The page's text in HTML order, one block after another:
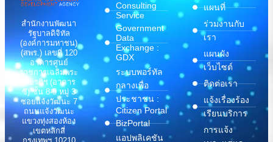
สำนักงานพัฒนา
รัฐบาลดิจิทัล
(องค์การมหาชน)
(สพร.) เลขที่ 120
อาคารศูนย์
ราชการเฉลิมพระ
เกียรติฯ (อาคาร
ซี) ชั้น 8-9 หมู่ 3
ซอยแจ้งวัฒนะ 7
ถนนแจ้งวัฒนะ
แขวงทุ่งสองห้อง
เขตหลักสี่
Consulting
Service
Government
Data
Exchange :
GDX
ระบบพอร์ทัล
กลางเพื่อ
ประชาชน :
Citizen Portal
BizPortal
แอปพลิเคชัน
แผนที่
ร่วมงานกับ
เรา
แผนผัง
เว็บไซต์
ติดต่อเรา
แจ้งเรื่องร้อง
เรียนบริการ
การแจ้ง